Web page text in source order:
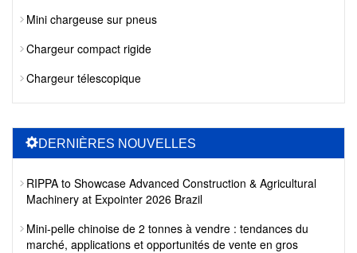
Mini chargeuse sur pneus
Chargeur compact rigide
Chargeur télescopique
DERNIÈRES NOUVELLES
RIPPA to Showcase Advanced Construction & Agricultural
Machinery at Expointer 2026 Brazil
Mini-pelle chinoise de 2 tonnes à vendre : tendances du
marché, applications et opportunités de vente en gros